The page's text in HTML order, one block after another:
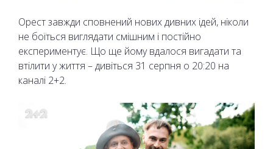
Орест завжди сповнений нових дивних ідей, ніколи
не боїться виглядати смішним і постійно
експериментує. Що ще йому вдалося вигадати та
втілити у життя – дивіться 31 серпня о 20:20 на
каналі 2+2.